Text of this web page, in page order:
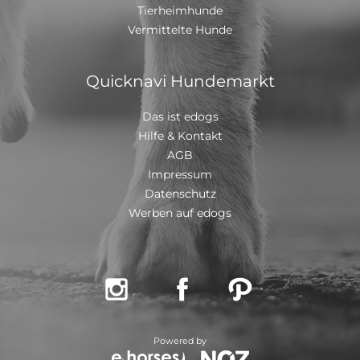
Tierheimhunde
Vermittelte Hunde
Quicknavi Hundemarkt
Das ist edogs
Hilfe & Kontakt
AGB
Impressum
Datenschutz
Werben auf edogs
  
Powered by